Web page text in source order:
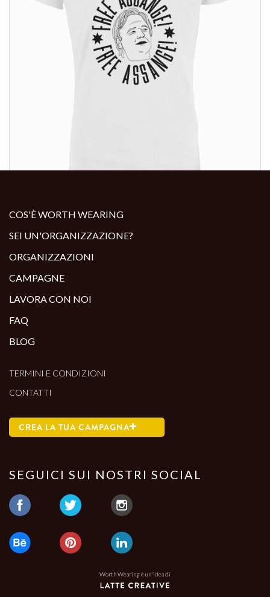
COS'È WORTH WEARING
SEI UN'ORGANIZZAZIONE?
ORGANIZZAZIONI
CAMPAGNE
LAVORA CON NOI
FAQ
BLOG
TERMINI E CONDIZIONI
CONTATTI
CREA LA TUA CAMPAGNA
SEGUICI SUI NOSTRI SOCIAL
Worth Wearing è un'idea di